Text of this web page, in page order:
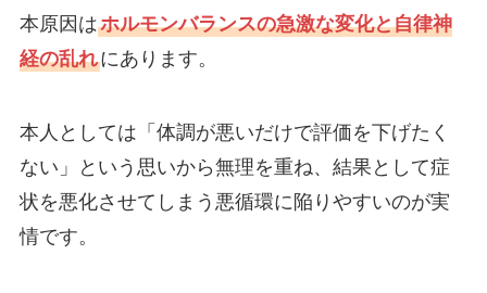
本原因はホルモンバランスの急激な変化と自律神
経の乱れにあります。
本人としては「体調が悪いだけで評価を下げたく
ない」という思いから無理を重ね、結果として症
状を悪化させてしまう悪循環に陥りやすいのが実
情です。